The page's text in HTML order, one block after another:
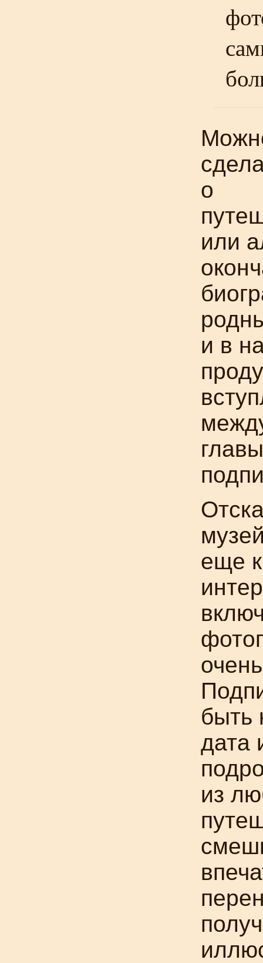
о
или
и в
еще
быть
дата
из